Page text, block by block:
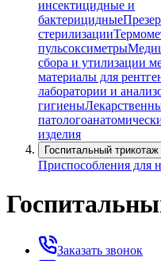
инсектицидные и
бактерицидные
стерилизации
пульсоксиметры
сбора и утилизации
материалы для
лаборатории и
гигиены
изделия
Госпитальный трикотаж
Приспособления для
Заказать звонок